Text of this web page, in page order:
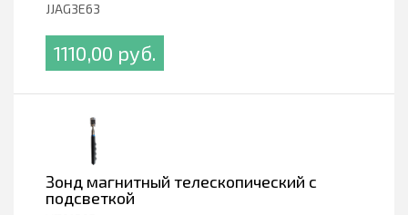
JJAG3E63
1110,00 pуб.
Зонд магнитный телескопический с
подсветкой